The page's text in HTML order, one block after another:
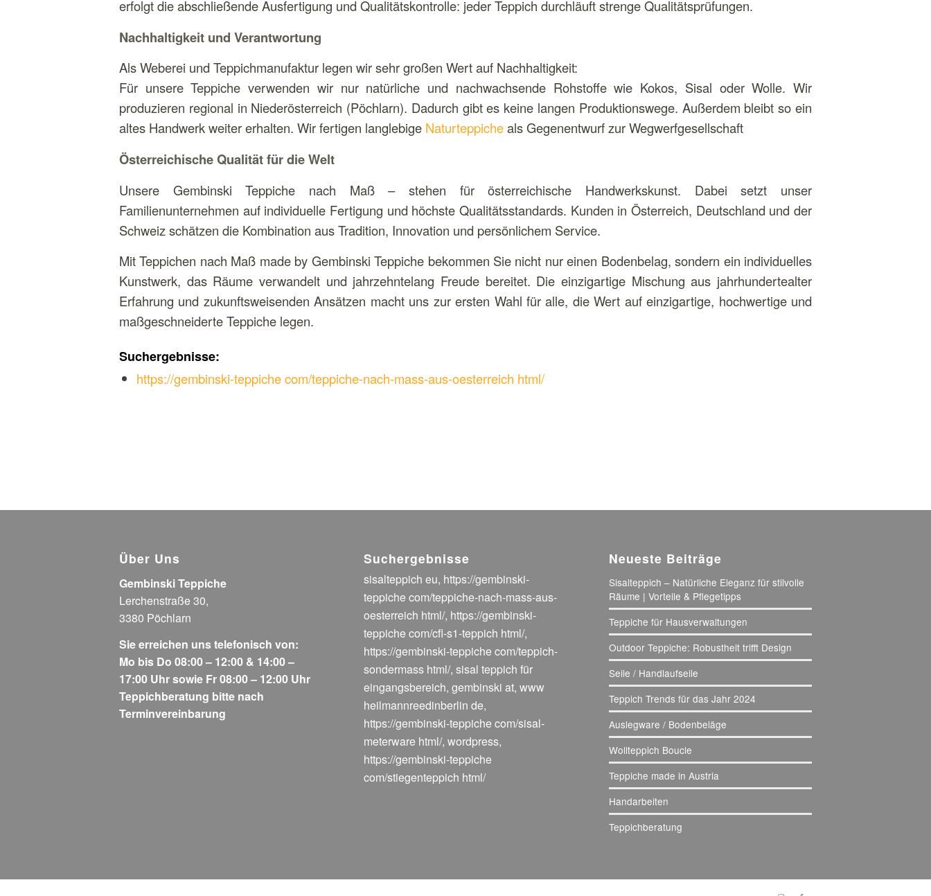
erfolgt die abschließende Ausfertigung und Qualitätskontrolle: jeder Teppich durchläuft strenge Qualitätsprüfungen.
Nachhaltigkeit und Verantwortung
Als Weberei und Teppichmanufaktur legen wir sehr großen Wert auf Nachhaltigkeit:
Für unsere Teppiche verwenden wir nur natürliche und nachwachsende Rohstoffe wie Kokos, Sisal oder Wolle. Wir
produzieren regional in Niederösterreich (Pöchlarn). Dadurch gibt es keine langen Produktionswege. Außerdem bleibt so ein
altes Handwerk weiter erhalten. Wir fertigen langlebige Naturteppicheals Gegenentwurf zur Wegwerfgesellschaft
Österreichische Qualität für die Welt
Unsere Gembinski Teppiche nach Maß – stehen für österreichische Handwerkskunst. Dabei setzt unser
Familienunternehmen auf individuelle Fertigung und höchste Qualitätsstandards. Kunden in Österreich, Deutschland und der
Schweiz schätzen die Kombination aus Tradition, Innovation und persönlichem Service.
Mit Teppichen nach Maß made by Gembinski Teppiche bekommen Sie nicht nur einen Bodenbelag, sondern ein individuelles
Kunstwerk, das Räume verwandelt und jahrzehntelang Freude bereitet. Die einzigartige Mischung aus jahrhundertealter
Erfahrung und zukunftsweisenden Ansätzen macht uns zur ersten Wahl für alle, die Wert auf einzigartige, hochwertige und
maßgeschneiderte Teppiche legen.
Suchergebnisse:
https://gembinski-teppiche com/teppiche-nach-mass-aus-oesterreich html/
Über Uns
Gembinski Teppiche
Lerchenstraße 30,
3380 Pöchlarn
Sie erreichen uns telefonisch von:
Mo bis Do 08:00 – 12:00 & 14:00 –
17:00 Uhr sowie Fr 08:00 – 12:00 Uhr
Teppichberatung bitte nach
Terminvereinbarung
Suchergebnisse
sisalteppich eu, https://gembinski-
teppiche com/teppiche-nach-mass-aus-
oesterreich html/, https://gembinski-
teppiche com/cfl-s1-teppich html/,
https://gembinski-teppiche com/teppich-
sondermass html/,sisal teppich für
eingangsbereich,gembinski at,www
heilmannreedinberlin de,
https://gembinski-teppiche com/sisal-
meterware html/,wordpress,
https://gembinski-teppiche
com/stiegenteppich html/
Neueste Beiträge
Sisalteppich – Natürliche Eleganz für stilvolle
Räume | Vorteile & Pflegetipps
Teppiche für Hausverwaltungen
Outdoor Teppiche: Robustheit trifft Design
Seile / Handlaufseile
Teppich Trends für das Jahr 2024
Auslegware / Bodenbeläge
Wollteppich Boucle
Teppiche made in Austria
Handarbeiten
Teppichberatung